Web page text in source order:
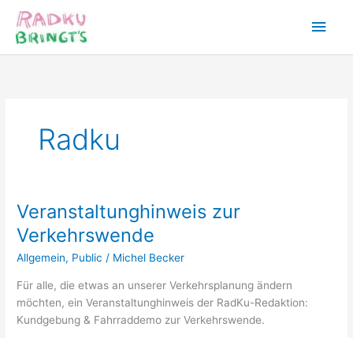
Inhalt
springen
Radku
Veranstaltunghinweis zur
Verkehrswende
Allgemein, Public / Michel Becker
Für alle, die etwas an unserer Verkehrsplanung ändern
möchten, ein Veranstaltunghinweis der RadKu-Redaktion:
Kundgebung & Fahrraddemo zur Verkehrswende.